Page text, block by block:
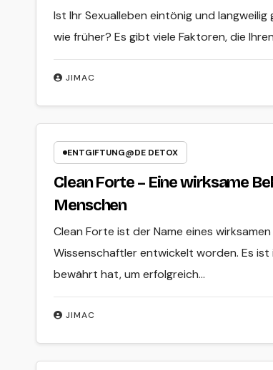
JIMAC
Ist Ihr Sexualleben eintönig und
wie früher? Es gibt viele Faktoren, die
ENTGIFTUNG@DE DETOX
Clean Forte – Eine wirksame
Menschen
JIMAC
Clean Forte ist der Name eines
Wissenschaftler entwickelt worden. Es ist
bewährt hat, um erfolgreich…